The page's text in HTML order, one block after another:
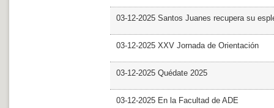
03-12-2025 Santos Juanes recupera su
03-12-2025 XXV Jornada de Orientación
03-12-2025 Quédate 2025
03-12-2025 En la Facultad de ADE